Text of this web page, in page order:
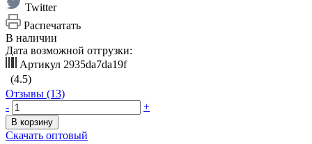
Twitter
Распечатать
В наличии
Дата возможной отгрузки:
Артикул 2935da7da19f
(4.5)
Отзывы (13)
-
+
В корзину
Скачать оптовый